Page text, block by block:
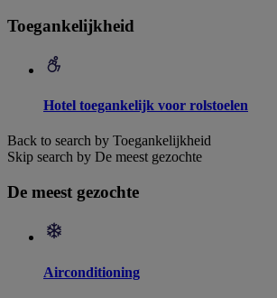
Toegankelijkheid
Hotel toegankelijk voor rolstoelen
Back to search by Toegankelijkheid
Skip search by De meest gezochte
De meest gezochte
Airconditioning